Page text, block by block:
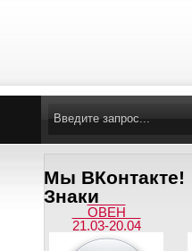
Мы ВКонтакте!
Знаки
ОВЕН
21.03-20.04